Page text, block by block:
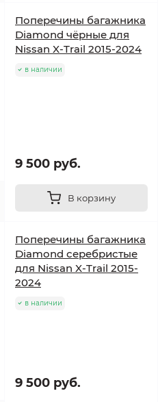
Поперечины багажника
Diamond чёрные для
Nissan X-Trail 2015-2024
в наличии
9 500 руб.
В корзину
Поперечины багажника
Diamond серебристые
для Nissan X-Trail 2015-
2024
в наличии
9 500 руб.